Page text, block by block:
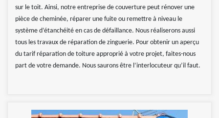
sur le toit. Ainsi, notre entreprise de couverture peut rénover une
pièce de cheminée, réparer une fuite ou remettre à niveau le
système d’étanchéité en cas de défaillance. Nous réaliserons aussi
tous les travaux de réparation de zinguerie. Pour obtenir un aperçu
du tarif réparation de toiture approprié à votre projet, faites-nous
part de votre demande. Nous saurons être l’interlocuteur qu’il faut.